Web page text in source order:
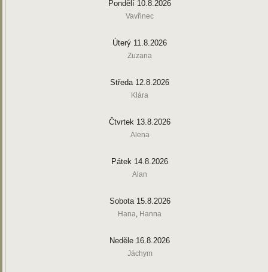
Pondělí 10.8.2026
Vavřinec
Úterý 11.8.2026
Zuzana
Středa 12.8.2026
Klára
Čtvrtek 13.8.2026
Alena
Pátek 14.8.2026
Alan
Sobota 15.8.2026
Hana, Hanna
Neděle 16.8.2026
Jáchym